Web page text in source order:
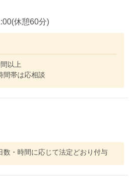
休憩60分)
以上
間帯は応相談
・時間に応じて法定どおり付与